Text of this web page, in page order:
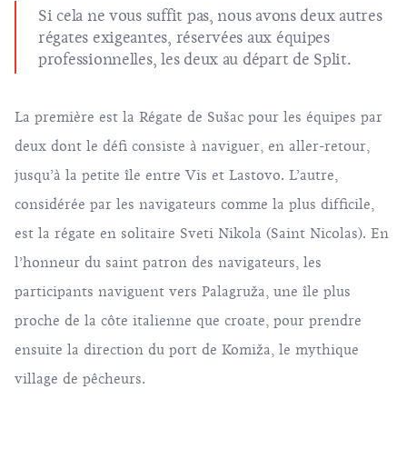
Si cela ne vous suffit pas, nous avons deux autres
régates exigeantes, réservées aux équipes
professionnelles, les deux au départ de Split.
La première est la Régate de Sušac pour les équipes par
deux dont le défi consiste à naviguer, en aller-retour,
jusqu’à la petite île entre Vis et Lastovo. L’autre,
considérée par les navigateurs comme la plus difficile,
est la régate en solitaire Sveti Nikola (Saint Nicolas). En
l’honneur du saint patron des navigateurs, les
participants naviguent vers Palagruža, une île plus
proche de la côte italienne que croate, pour prendre
ensuite la direction du port de Komiža, le mythique
village de pêcheurs.